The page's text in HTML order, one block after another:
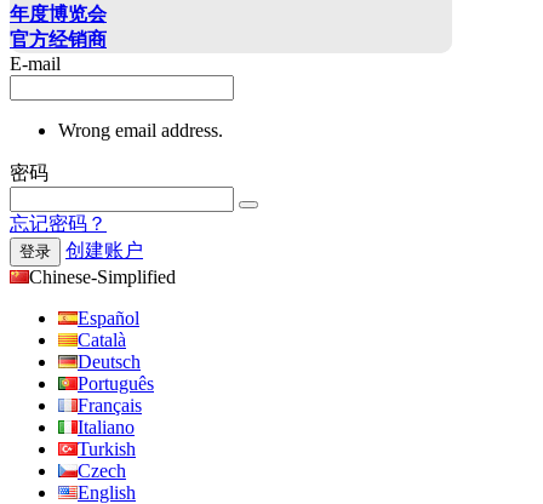
年度博览会
官方经销商
E-mail
Wrong email address.
密码
忘记密码？
登录
创建账户
Chinese-Simplified
Español
Català
Deutsch
Português
Français
Italiano
Turkish
Czech
English